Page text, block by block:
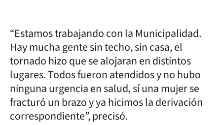
“Estamos trabajando con la Municipalidad.
Hay mucha gente sin techo, sin casa, el
tornado hizo que se alojaran en distintos
lugares. Todos fueron atendidos y no hubo
ninguna urgencia en salud, sí una mujer se
fracturó un brazo y ya hicimos la derivación
correspondiente”, precisó.